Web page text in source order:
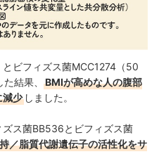
ビフィズス菌MCC1274（50
結果、
BMIが高めな人の腹部
減少 しました。
ス菌BB536とビフィズス菌
／脂質代謝遺伝子の活性化をサ